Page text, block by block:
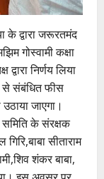
के द्वारा जरूरतमंद
गोस्वामी कक्षा
निर्णय लिया
से संबंधित फीस
जाएगा।
समिति के संरक्षक
सीताराम
शंकर बाबा,